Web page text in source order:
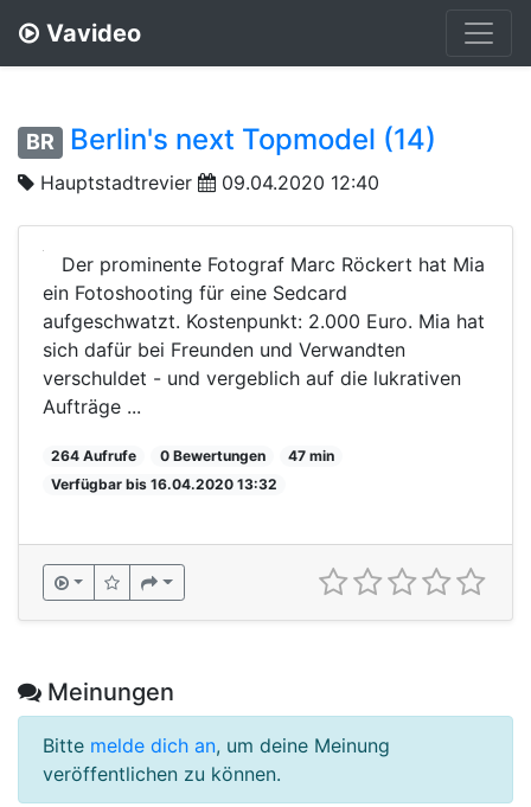
Vavideo
BR Berlin's next Topmodel (14)
Hauptstadtrevier 09.04.2020 12:40
Der prominente Fotograf Marc Röckert hat Mia
ein Fotoshooting für eine Sedcard
aufgeschwatzt. Kostenpunkt: 2.000 Euro. Mia hat
sich dafür bei Freunden und Verwandten
verschuldet - und vergeblich auf die lukrativen
Aufträge ...
264 Aufrufe 0 Bewertungen
47 min
Verfügbar bis 16.04.2020 13:32
Meinungen
Bitte melde dich an, um deine Meinung
veröffentlichen zu können.